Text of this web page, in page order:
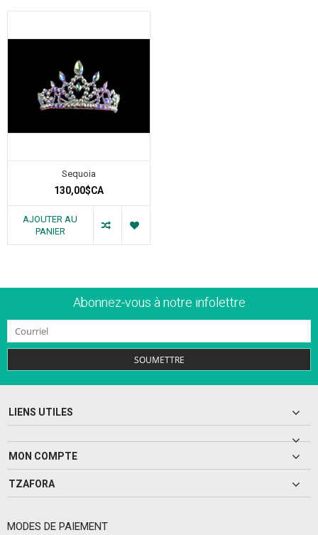
Sequoia
130,00$CA
AJOUTER AU
PANIER
Abonnez-vous à notre infolettre
SOUMETTRE
LIENS UTILES
MON COMPTE
TZAFORA
MODES DE PAIEMENT